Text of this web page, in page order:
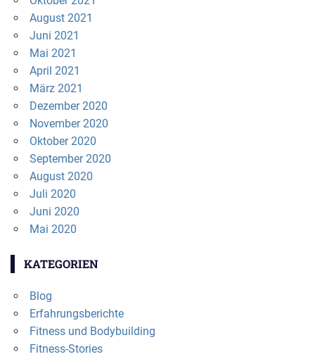
August 2021
Juni 2021
Mai 2021
April 2021
März 2021
Dezember 2020
November 2020
Oktober 2020
September 2020
August 2020
Juli 2020
Juni 2020
Mai 2020
KATEGORIEN
Blog
Erfahrungsberichte
Fitness und Bodybuilding
Fitness-Stories